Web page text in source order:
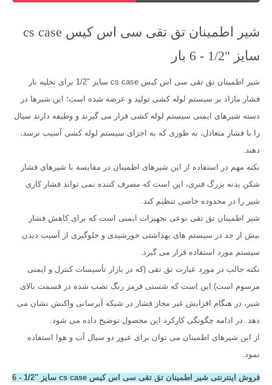
شیر اطمینان تق تقی سی اس کیس cs case
سایز "1/2 - 6 بار
شیر اطمینان تق تقی سی اس کیس cs case سایز "1/2 برای تخلیه بار
فشار مازاد بر سیستم لوله کشی تولید و عرضه شده است؛ این شیرها در
دسته شیرهای ایمنی سیستم لوله کشی قرار می گیرند و وظیفه دارند سیال
را با فشار متعادل، به طوری که به اجزای سیستم لوله کشی آسیب نرسد،
دهند.
نکته مهم در استفاده از این شیرهای اطمینان در مقایسه با شیرهای فشار
شکن بدنه بزرگ فنری، این است که مصرف کننده نمی تواند فشار کاری
شیر را در محدوده خاصی تنظیم کند.
شیر اطمینان تق تقی نوعی تجهیزات ایمنی است که برای کاهش فشار
بیش از حد در سیستم های بهداشتی خورشیدی و جلوگیری از آسیب دیدن
سیستم مورد استفاده قرار می گیرد.
نکته جالب در مورد عبارت تق تقی (که در بازار تأسیسات کنترل و ایمنی
مرسوم است) این است که شستی قرمز رنگ نصب شده در قسمت بالای
شیر، در هنگام افزایش غیر مجاز فشار در شبکه آبرسانی واکنش نشان می
دهد. در ادامه چگونگی کارکرد این محصول توضیح داده می شود.
از این شیرهای اطمینان می توان برای عبور دو سیال آب و هوا استفاده
نمود.
فروش اینترنتی شیر اطمینان تق تقی سی اس کیس cs case سایز "1/2 - 6